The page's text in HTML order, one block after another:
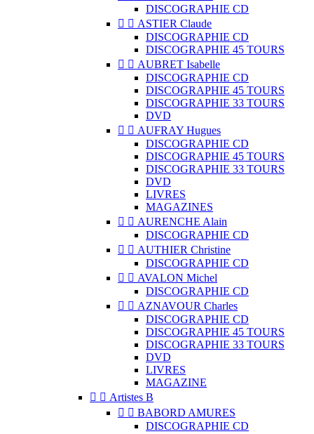
DISCOGRAPHIE CD
  ASTIER Claude
DISCOGRAPHIE CD
DISCOGRAPHIE 45 TOURS
  AUBRET Isabelle
DISCOGRAPHIE CD
DISCOGRAPHIE 45 TOURS
DISCOGRAPHIE 33 TOURS
DVD
  AUFRAY Hugues
DISCOGRAPHIE CD
DISCOGRAPHIE 45 TOURS
DISCOGRAPHIE 33 TOURS
DVD
LIVRES
MAGAZINES
  AURENCHE Alain
DISCOGRAPHIE CD
  AUTHIER Christine
DISCOGRAPHIE CD
  AVALON Michel
DISCOGRAPHIE CD
  AZNAVOUR Charles
DISCOGRAPHIE CD
DISCOGRAPHIE 45 TOURS
DISCOGRAPHIE 33 TOURS
DVD
LIVRES
MAGAZINE
  Artistes B
  BABORD AMURES
DISCOGRAPHIE CD